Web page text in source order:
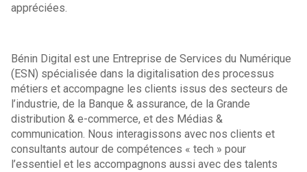
appréciées.
Bénin Digital est une Entreprise de Services du Numérique
(ESN) spécialisée dans la digitalisation des processus
métiers et accompagne les clients issus des secteurs de
l’industrie, de la Banque & assurance, de la Grande
distribution & e-commerce, et des Médias &
communication. Nous interagissons avec nos clients et
consultants autour de compétences « tech » pour
l’essentiel et les accompagnons aussi avec des talents